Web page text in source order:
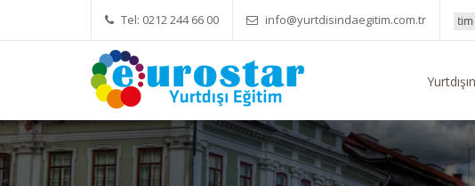
Tel: 0212 244 66 00 info@yurtdisindaegitim.com.tr
Yök Denkliği Önemli Eğitim Ücretleri